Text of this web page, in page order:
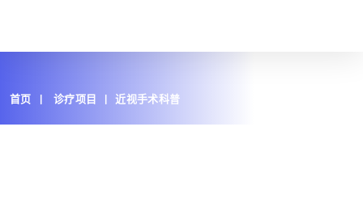
首页 诊疗项目 近视手术科普